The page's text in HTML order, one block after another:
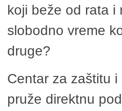
koji beže od rata i
slobodno vreme
druge?
Centar za zaštitu
pruže direktnu